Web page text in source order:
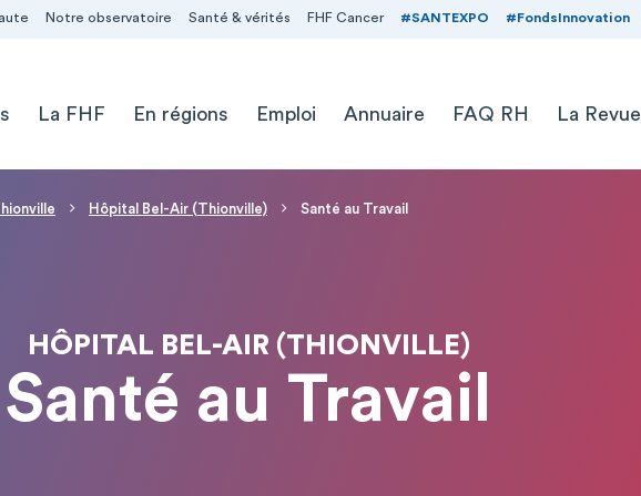
Notre observatoire Santé & vérités FHF Cancer #SANTEXPO #FondsInnovation
La FHF En régions Emploi Annuaire FAQ RH La Revue
Hôpital Bel-Air (Thionville) Santé au Travail
HÔPITAL BEL-AIR (THIONVILLE)
Santé au Travail